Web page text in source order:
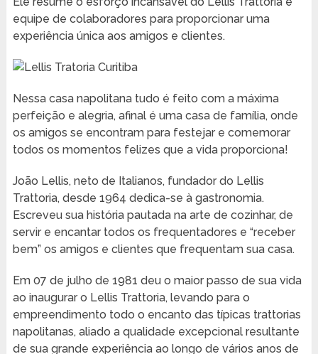
equipe de colaboradores para proporcionar uma
experiência única aos amigos e clientes.
Nessa casa napolitana tudo é feito com a máxima
perfeição e alegria, afinal é uma casa de família, onde
os amigos se encontram para festejar e comemorar
todos os momentos felizes que a vida proporciona!
João Lellis, neto de Italianos, fundador do Lellis
Trattoria, desde 1964 dedica-se à gastronomia.
Escreveu sua história pautada na arte de cozinhar, de
servir e encantar todos os frequentadores e “receber
bem” os amigos e clientes que frequentam sua casa.
Em 07 de julho de 1981 deu o maior passo de sua vida
ao inaugurar o Lellis Trattoria, levando para o
empreendimento todo o encanto das típicas trattorias
napolitanas, aliado a qualidade excepcional resultante
de sua grande experiência ao longo de vários anos de